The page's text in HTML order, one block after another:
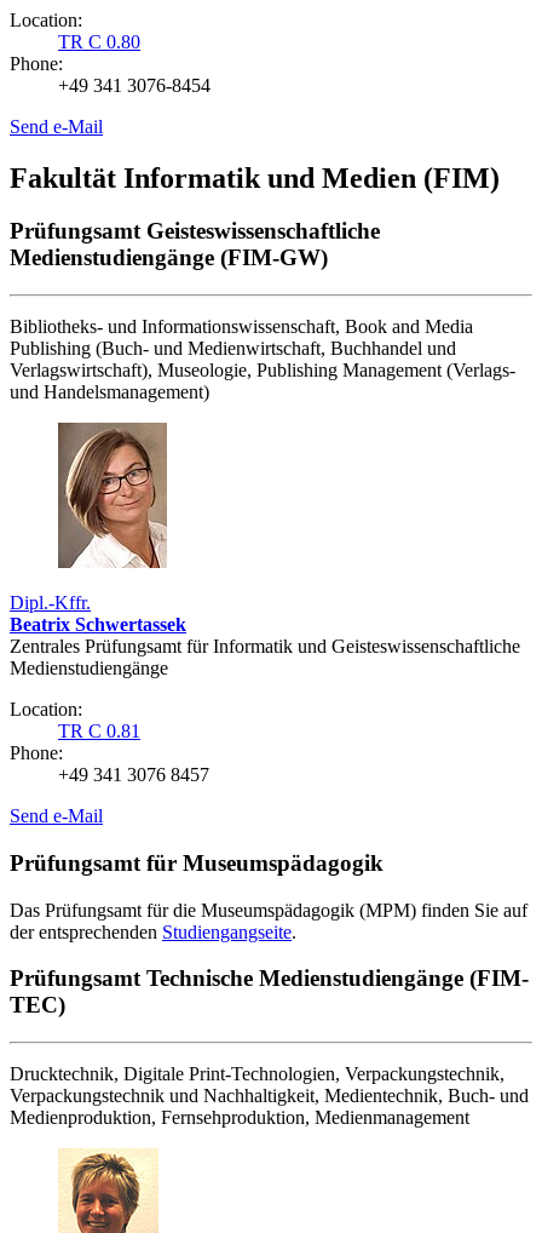
Location:
TR C 0.80
Phone:
+49 341 3076-8454
Send e-Mail
Fakultät Informatik und Medien (FIM)
Prüfungsamt Geisteswissenschaftliche
Medienstudiengänge (FIM-GW)
Bibliotheks- und Informationswissenschaft, Book and Media
Publishing (Buch- und Medienwirtschaft, Buchhandel und
Verlagswirtschaft), Museologie, Publishing Management (Verlags-
und Handelsmanagement)
Dipl.-Kffr.
Beatrix Schwertassek
Zentrales Prüfungsamt für Informatik und Geisteswissenschaftliche
Medienstudiengänge
Location:
TR C 0.81
Phone:
+49 341 3076 8457
Send e-Mail
Prüfungsamt für Museumspädagogik
Das Prüfungsamt für die Museumspädagogik (MPM) finden Sie auf
der entsprechenden Studiengangseite.
Prüfungsamt Technische Medienstudiengänge (FIM-
TEC)
Drucktechnik, Digitale Print-Technologien, Verpackungstechnik,
Verpackungstechnik und Nachhaltigkeit, Medientechnik, Buch- und
Medienproduktion, Fernsehproduktion, Medienmanagement